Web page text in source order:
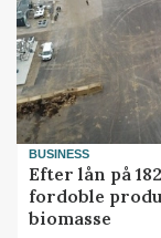
BUSINESS
Efter lån på
fordoble
biomasse